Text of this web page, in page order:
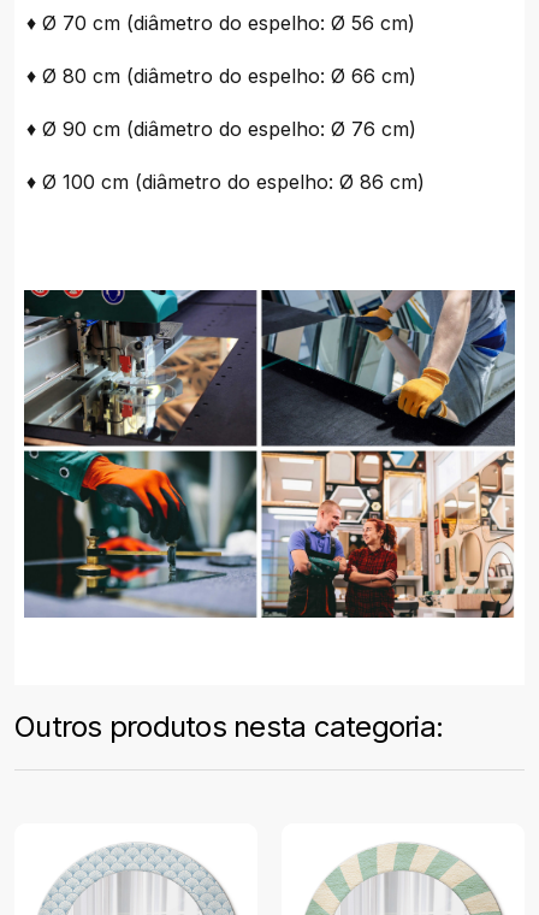
♦ Ø 70 cm (diâmetro do espelho: Ø 56 cm)
♦ Ø 80 cm (diâmetro do espelho: Ø 66 cm)
♦ Ø 90 cm (diâmetro do espelho: Ø 76 cm)
♦ Ø 100 cm (diâmetro do espelho: Ø 86 cm)
Outros produtos nesta categoria: